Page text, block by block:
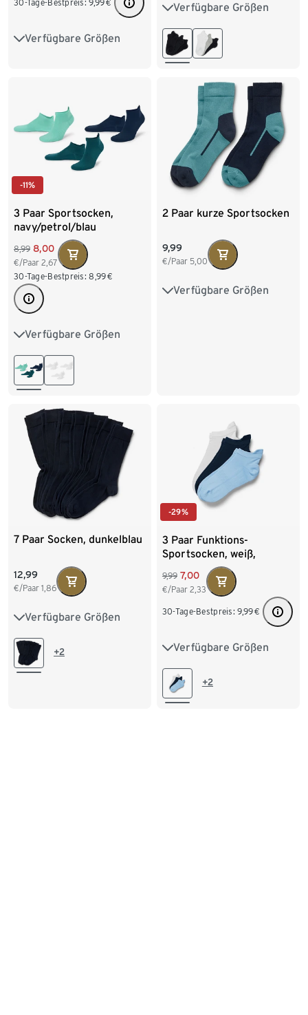
30-Tage-Bestpreis: 9,99€
Verfügbare Größen
41-43 44-46
Verfügbare Größen
35-38 39-42 43-46
-11%
3 Paar Sportsocken,
navy/petrol/blau
8,99 8,00
€/Paar 2,67
30-Tage-Bestpreis: 8,99€
Verfügbare Größen
35-38 39-42
2 Paar kurze Sportsocken
9,99
€/Paar 5,00
Verfügbare Größen
35-38 39-42 43-46
7 Paar Socken, dunkelblau
12,99
€/Paar 1,86
Verfügbare Größen
41-43 44-46
+2
-29%
3 Paar Funktions-
Sportsocken, weiß,
dunkelblau, hellblau
9,99 7,00
€/Paar 2,33
30-Tage-Bestpreis: 9,99€
Verfügbare Größen
35-38 39-42 43-46
+2